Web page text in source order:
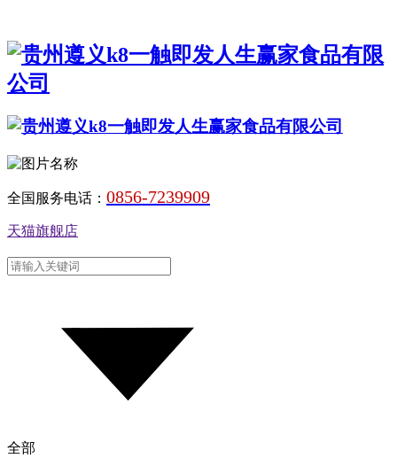
全国服务电话： 0856-7239909
天猫旗舰店
全部